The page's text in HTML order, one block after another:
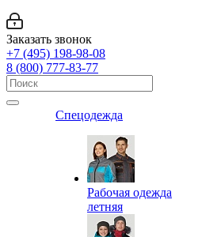
Заказать звонок
+7 (495) 198-98-08
8 (800) 777-83-77
Спецодежда
Рабочая одежда
летняя